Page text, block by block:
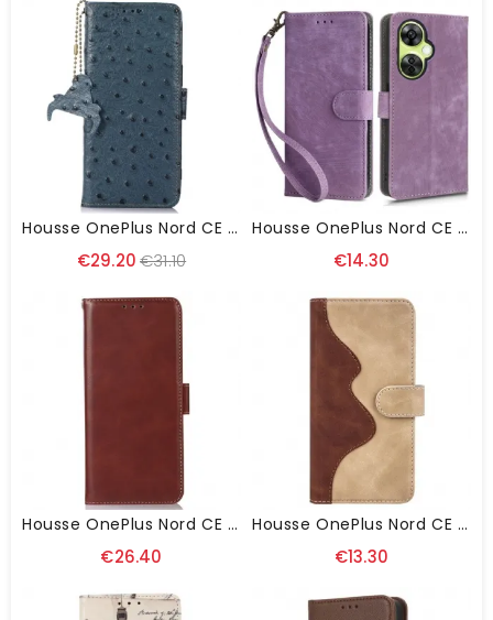
Housse OnePlus Nord CE 3 Lite 5G Vrai Cuir Texturé RFID
€29.20€31.10
Housse OnePlus Nord CE 3 Lite 5G Classique RFID
€14.30
Housse OnePlus Nord CE 3 Lite 5G Véritable Cuir Fonction RFID
€26.40
Housse OnePlus Nord CE 3 Lite 5G Style Cuir Contrasté
€13.30